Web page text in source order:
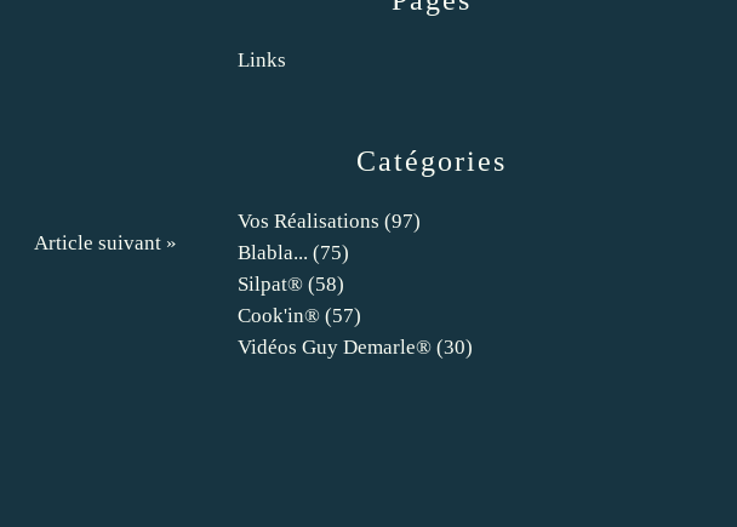
Article suivant »
Catégories
Vos Réalisations (97)
Blabla... (75)
Silpat® (58)
Cook'in® (57)
Vidéos Guy Demarle® (30)
Links